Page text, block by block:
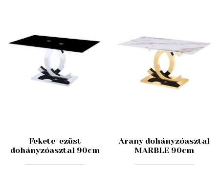
Fekete-ezüst
dohányzóasztal 90cm
Arany dohányzóasztal
MARBLE 90cm